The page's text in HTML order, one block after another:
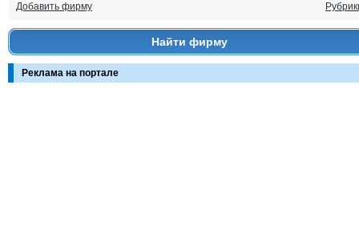
Добавить фирму
Найти фирму
Реклама на портале